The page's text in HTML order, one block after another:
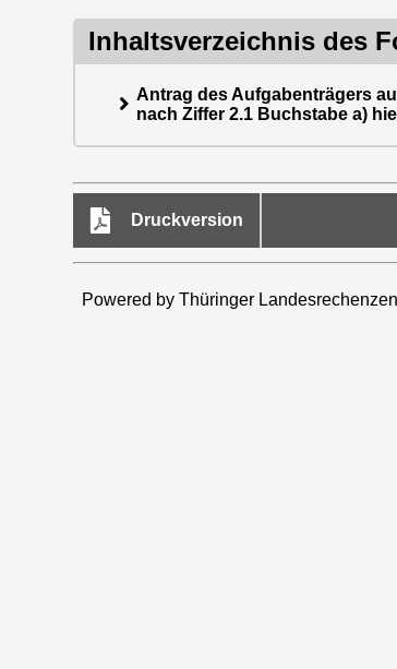
Inhaltsverzeichnis des
Antrag des Aufgabenträgers
nach Ziffer 2.1 Buchstabe a)
Druckversion
Powered by Thüringer